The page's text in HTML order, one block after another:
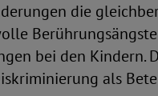
die
bei den Kindern.
als